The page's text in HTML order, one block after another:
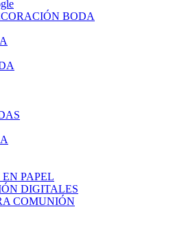
BODA
PAPEL
DIGITALES
COMUNIÓN